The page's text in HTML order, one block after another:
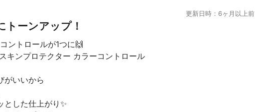
更新日時：6ヶ月以上前
トーンアップ！
ントロールが1つに🙌
キンプロテクター カラーコントロール
がいいから
とした仕上がり✨